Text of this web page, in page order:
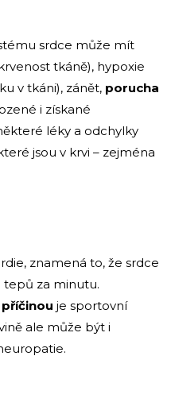
srdce může mít
tkáně), hypoxie
v tkáni), zánět, porucha
i získané
léky a odchylky
jsou v krvi – zejména
znamená to, že srdce
tepů za minutu.
je sportovní
ale může být i